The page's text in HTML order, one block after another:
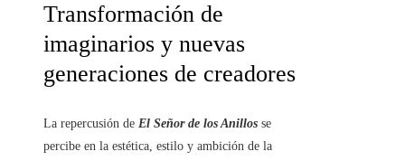
Transformación de
imaginarios y nuevas
generaciones de creadores
La repercusión de El Señor de los Anillos se
percibe en la estética, estilo y ambición de la